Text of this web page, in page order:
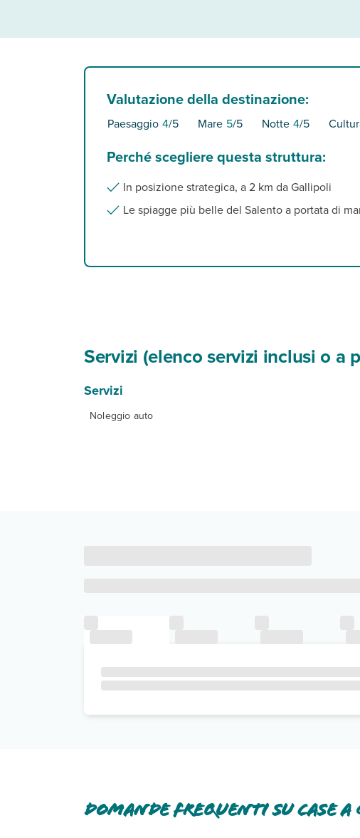
Valutazione della destinazione:
Paesaggio 4/5 Mare 5/5 Notte 4/5
Perché scegliere questa struttura:
In posizione strategica, a 2 km da Gallipoli
Le spiagge più belle del Salento a portata di
Servizi (elenco servizi inclusi o a
Servizi
Noleggio auto
Domande frequenti su Case